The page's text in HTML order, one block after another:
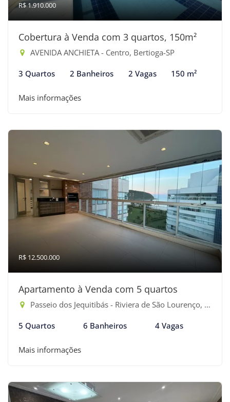
R$ 1.910.000
Cobertura à Venda com 3 quartos, 150m²
AVENIDA ANCHIETA - Centro, Bertioga-SP
3 Quartos 2 Banheiros 2 Vagas 150 m²
Mais informações
R$ 12.500.000
Apartamento à Venda com 5 quartos
Passeio dos Jequitibás - Riviera de São Lourenço, Bertioga-SP
5 Quartos 6 Banheiros 4 Vagas
Mais informações